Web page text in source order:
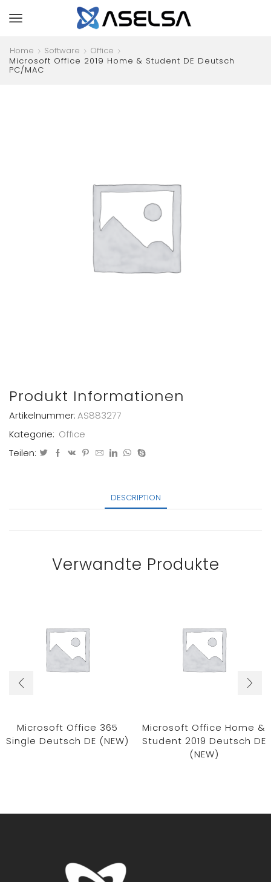
Home Software
Office
Microsoft Office 2019 Home & Student DE Deutsch
PC/MAC
Produkt Informationen
Artikelnummer:AS883277
Kategorie: Office
Teilen:
DESCRIPTION
Verwandte Produkte
Microsoft Office 365
Single Deutsch DE (NEW)
Microsoft Office Home &
Student 2019 Deutsch DE
(NEW)